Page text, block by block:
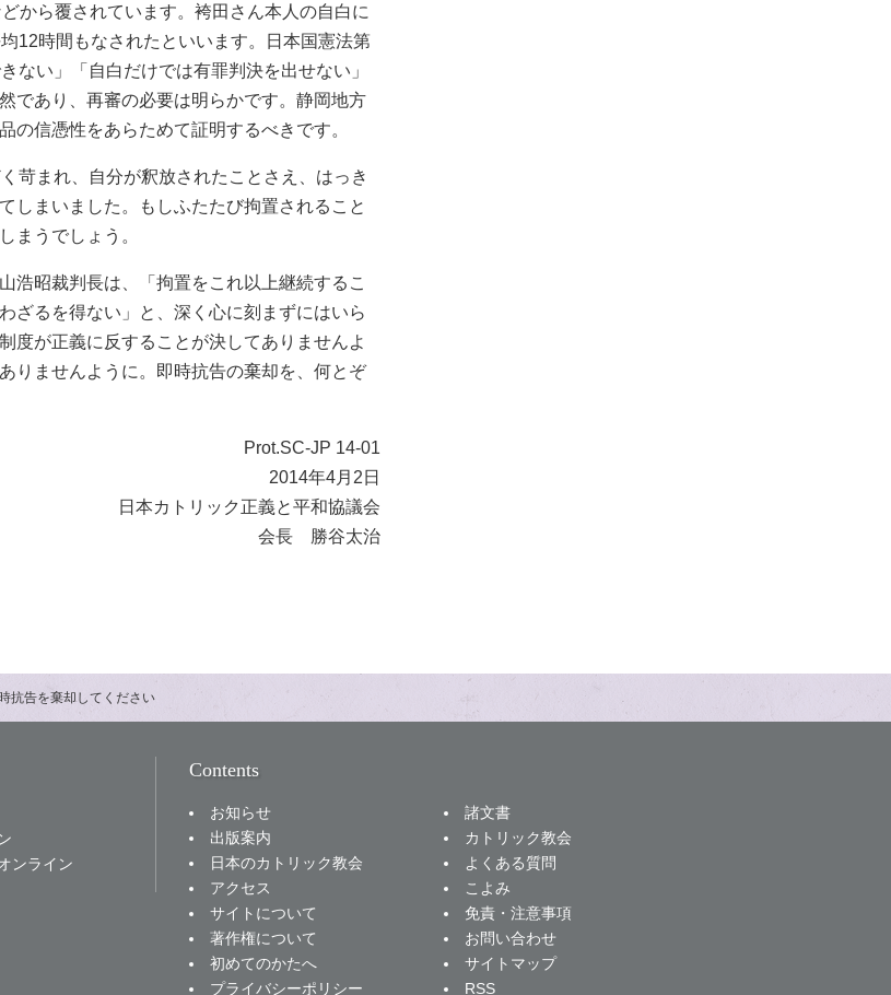
から覆されています。袴田さん本人の自白に
12時間もなされたといいます。日本国憲法第
ない」「自白だけでは有罪判決を出せない」
であり、再審の必要は明らかです。静岡地方
の信憑性をあらためて証明するべきです。
苛まれ、自分が釈放されたことさえ、はっき
しまいました。もしふたたび拘置されること
まうでしょう。
昭裁判長は、「拘置をこれ以上継続するこ
ざるを得ない」と、深く心に刻まずにはいら
度が正義に反することが決してありませんよ
りませんように。即時抗告の棄却を、何とぞ
Prot.SC-JP 14-01
2014年4月2日
日本カトリック正義と平和協議会
会長 勝谷太治
抗告を棄却してください
ンライン
Contents
お知らせ
諸文書
出版案内
カトリック教会
日本のカトリック教会
よくある質問
アクセス
こよみ
サイトについて
免責・注意事項
著作権について
お問い合わせ
初めてのかたへ
サイトマップ
プライバシーポリシー
RSS